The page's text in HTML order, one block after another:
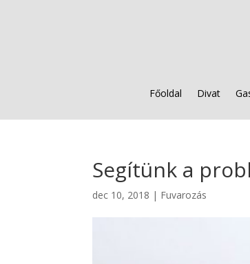
Főoldal Divat
Segítünk a
dec 10, 2018 | Fuvarozás